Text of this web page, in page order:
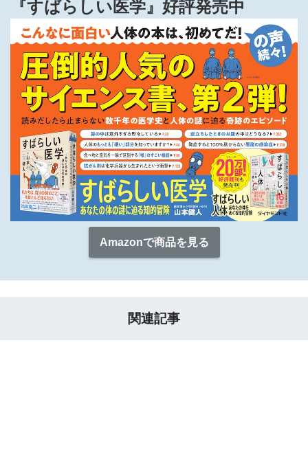
『すばらしい医学』好評発売中
Amazonで商品を見る
関連記事